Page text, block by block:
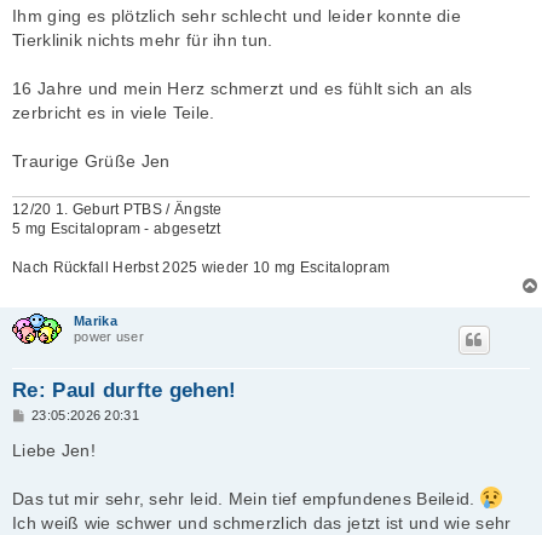
Ihm ging es plötzlich sehr schlecht und leider konnte die
Tierklinik nichts mehr für ihn tun.
16 Jahre und mein Herz schmerzt und es fühlt sich an als
zerbricht es in viele Teile.
Traurige Grüße Jen
12/20 1. Geburt PTBS / Ängste
5 mg Escitalopram - abgesetzt
Nach Rückfall Herbst 2025 wieder 10 mg Escitalopram
Marika
power user
Re: Paul durfte gehen!
B
i
t
g
23:05:2026 20:31
Liebe Jen!
Das tut mir sehr, sehr leid. Mein tief empfundenes Beileid.
Ich weiß wie schwer und schmerzlich das jetzt ist und wie sehr